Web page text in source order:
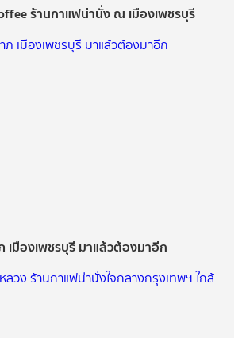
ร้านกาแฟน่านั่ง ณ เมืองเพชรบุรี
เมืองเพชรบุรี มาแล้วต้องมาอีก